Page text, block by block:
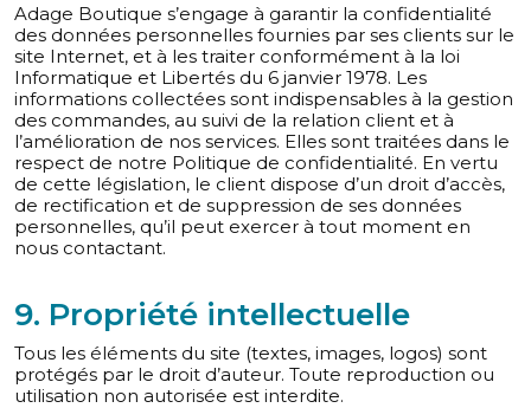
Adage Boutique s’engage à garantir la confidentialité
des données personnelles fournies par ses clients sur le
site Internet, et à les traiter conformément à la loi
Informatique et Libertés du 6 janvier 1978. Les
informations collectées sont indispensables à la gestion
des commandes, au suivi de la relation client et à
l’amélioration de nos services. Elles sont traitées dans le
respect de notre Politique de confidentialité. En vertu
de cette législation, le client dispose d’un droit d’accès,
de rectification et de suppression de ses données
personnelles, qu’il peut exercer à tout moment en
nous contactant.
9. Propriété intellectuelle
Tous les éléments du site (textes, images, logos) sont
protégés par le droit d’auteur. Toute reproduction ou
utilisation non autorisée est interdite.